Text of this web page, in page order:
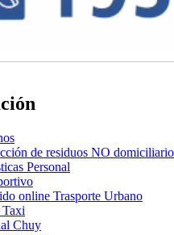
de residuos NO
Personal
online Trasporte Urbano
Taxi
Chuy